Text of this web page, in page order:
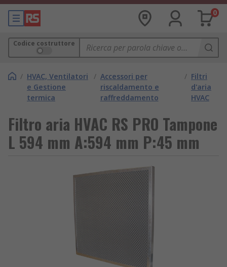
0
Codice costruttore
/ HVAC, Ventilatori
e Gestione
termica
/ Accessori per
riscaldamento e
raffreddamento
/ Filtri
d'aria
HVAC
Filtro aria HVAC RS PRO Tampone
L 594 mm A:594 mm P:45 mm